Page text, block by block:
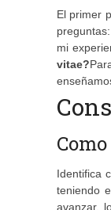
El primer
mi
vitae?
Identifica
teniendo
avanzar,